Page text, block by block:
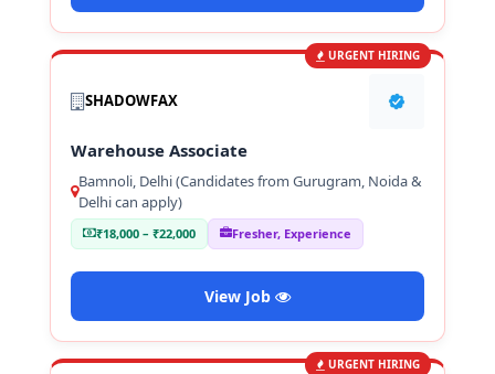
URGENT HIRING
SHADOWFAX
Warehouse Associate
Bamnoli, Delhi (Candidates from Gurugram, Noida &
Delhi can apply)
₹18,000 – ₹22,000 Fresher, Experience
View Job
URGENT HIRING